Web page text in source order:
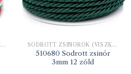
SODROTT ZSINÓROK (VISZKÓZ ÉS LUREX) SODROTT ZSINÓROK (VISZKÓZ ÉS LUREX)
510680 Sodrott zsinór
3mm 12 zöld